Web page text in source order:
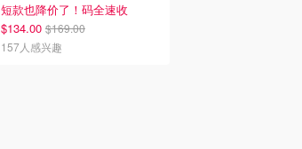
短款也降价了！码全速收
$134.00 $169.00
157人感兴趣